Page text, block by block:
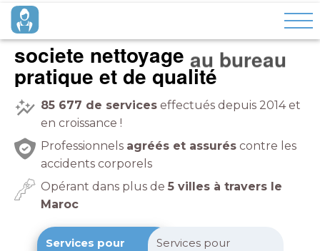
societe nettoyage
pratique et de qualité
85 677 de services effectués depuis 2014 et
en croissance !
Professionnels agréés et assurés contre les
accidents corporels
Opérant dans plus de 5 villes à travers le
Maroc
Services pour
Services pour